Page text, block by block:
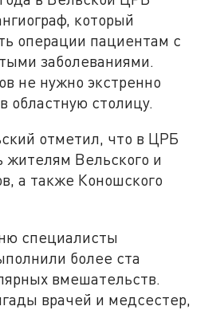
который
операции пациентам с
заболеваниями.
не нужно экстренно
областную столицу.
отметил, что в ЦРБ
Вельского и
а также Коношского
специалисты
более ста
вмешательств.
врачей и медсестер,